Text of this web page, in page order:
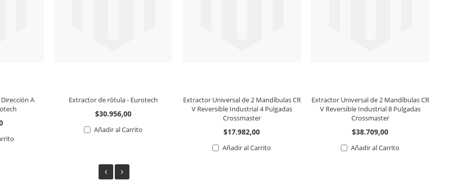
A
Extractor de rótula - Eurotech
$30.956,00
Añadir al Carrito
Extractor Universal de 2 Mandíbulas CR
V Reversible Industrial 4 Pulgadas
Crossmaster
$17.982,00
Añadir al Carrito
Extractor Universal de 2 Mandíbulas CR
V Reversible Industrial 8 Pulgadas
Crossmaster
$38.709,00
Añadir al Carrito